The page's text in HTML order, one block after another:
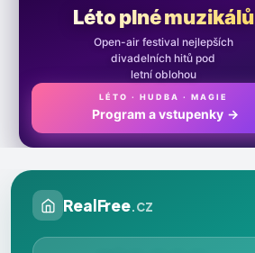
Léto plné muzikálů
Open-air festival nejlepších
divadelních hitů pod
letní oblohou
LÉTO · HUDBA · MAGIE
Program a vstupenky→
RealFree.cz